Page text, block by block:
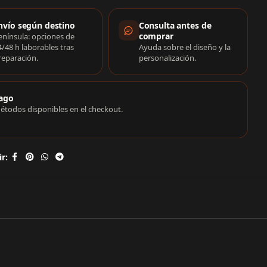
de compra
según destino
opciones de
48 h laborables tras
Consulta antes de
comprar
Ayuda sobre el diseño y la
personalización.
disponibles en el checkout.